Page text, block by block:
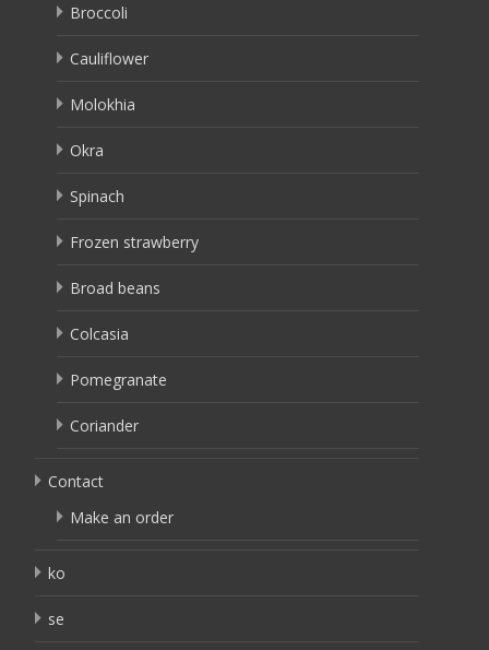
Broccoli
Cauliflower
Molokhia
Okra
Spinach
Frozen strawberry
Broad beans
Colcasia
Pomegranate
Coriander
Contact
Make an order
ko
se